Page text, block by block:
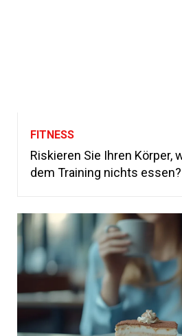
FITNESS
Riskieren Sie Ihren Körper,
dem Training nichts essen?